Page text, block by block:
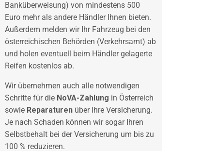
Banküberweisung) von mindestens 500
Euro mehr als andere Händler Ihnen bieten.
Außerdem melden wir Ihr Fahrzeug bei den
österreichischen Behörden (Verkehrsamt) ab
und holen eventuell beim Händler gelagerte
Reifen kostenlos ab.
Wir übernehmen auch alle notwendigen
Schritte für die NoVA-Zahlung in Österreich
sowie Reparaturen über Ihre Versicherung.
Je nach Schaden können wir sogar Ihren
Selbstbehalt bei der Versicherung um bis zu
100 % reduzieren.